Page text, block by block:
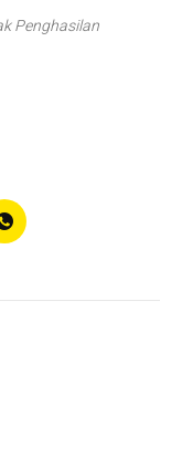
Penghasilan